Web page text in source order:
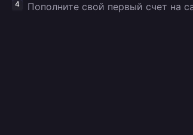
Пополните свой первый счет на